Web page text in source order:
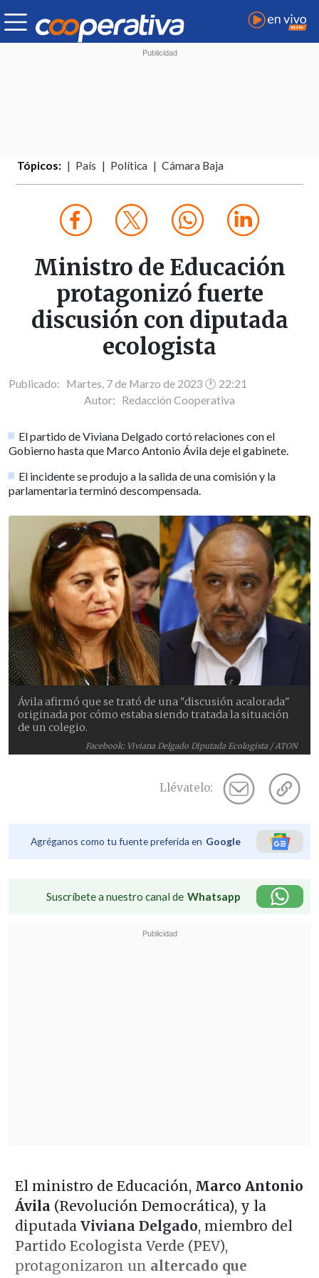
Tópicos: País Política Cámara Baja
Ministro de Educación
protagonizó fuerte
discusión con diputada
ecologista
Publicado: Martes, 7 de Marzo de 2023 🕐 22:21
Autor: Redacción Cooperativa
El partido de Viviana Delgado cortó relaciones con el
Gobierno hasta que Marco Antonio Ávila deje el gabinete.
El incidente se produjo a la salida de una comisión y la
parlamentaria terminó descompensada.
Facebook: Viviana Delgado Diputada Ecologista / ATON
Ávila afirmó que se trató de una "discusión acalorada"
originada por cómo estaba siendo tratada la situación
de un colegio.
Llévatelo:
Agréganos como tu fuente preferida en Google
Suscríbete a nuestro canal de Whatsapp
El ministro de Educación, Marco Antonio
Ávila (Revolución Democrática), y la
diputada Viviana Delgado, miembro del
Partido Ecologista Verde (PEV),
protagonizaron un altercado que